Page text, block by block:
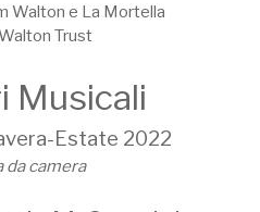
Walton e La Mortella
Trust
Musicali
Estate 2022
da camera